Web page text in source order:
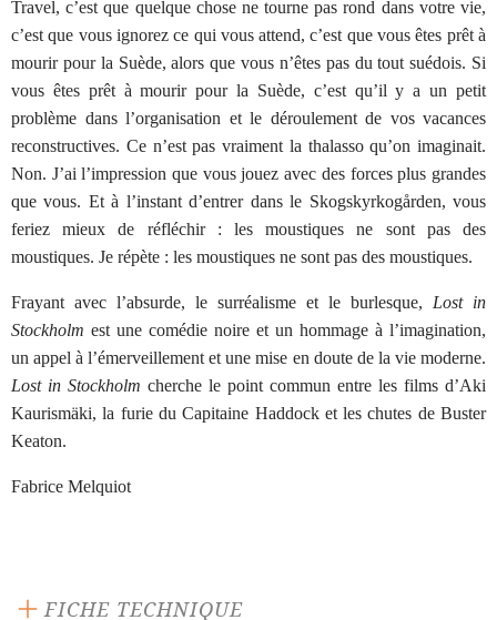
Travel, c’est que quelque chose ne tourne pas rond dans votre vie,
c’est que vous ignorez ce qui vous attend, c’est que vous êtes prêt à
mourir pour la Suède, alors que vous n’êtes pas du tout suédois. Si
vous êtes prêt à mourir pour la Suède, c’est qu’il y a un petit
problème dans l’organisation et le déroulement de vos vacances
reconstructives. Ce n’est pas vraiment la thalasso qu’on imaginait.
Non. J’ai l’impression que vous jouez avec des forces plus grandes
que vous. Et à l’instant d’entrer dans le Skogskyrkogården, vous
feriez mieux de réfléchir : les moustiques ne sont pas des
moustiques. Je répète : les moustiques ne sont pas des moustiques.
Frayant avec l’absurde, le surréalisme et le burlesque, Lost in
Stockholm est une comédie noire et un hommage à l’imagination,
un appel à l’émerveillement et une mise en doute de la vie moderne.
Lost in Stockholm cherche le point commun entre les films d’Aki
Kaurismäki, la furie du Capitaine Haddock et les chutes de Buster
Keaton.
Fabrice Melquiot
FICHE TECHNIQUE